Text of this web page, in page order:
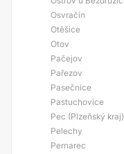
Osvračín
Otěšice
Otov
Pačejov
Pařezov
Pasečnice
Pastuchovice
Pec (Plzeňský kraj)
Pelechy
Pernarec